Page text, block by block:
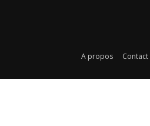
A propos Contact